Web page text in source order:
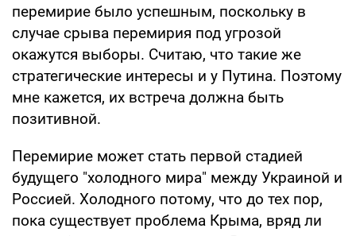
перемирие было успешным, поскольку в
случае срыва перемирия под угрозой
окажутся выборы. Считаю, что такие же
стратегические интересы и у Путина. Поэтому
мне кажется, их встреча должна быть
позитивной.
Перемирие может стать первой стадией
будущего "холодного мира" между Украиной и
Россией. Холодного потому, что до тех пор,
пока существует проблема Крыма, вряд ли